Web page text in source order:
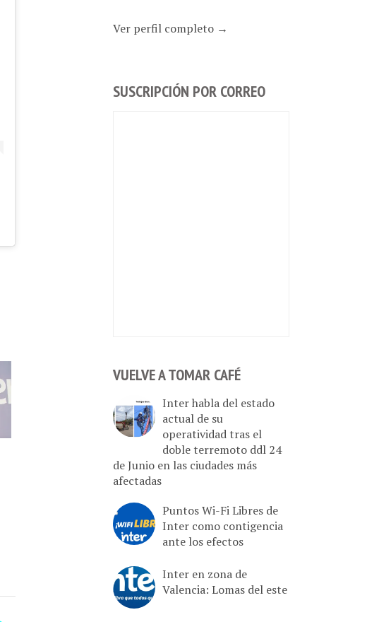
Ver perfil completo →
SUSCRIPCIÓN POR CORREO
VUELVE A TOMAR CAFÉ
Inter habla del estado
actual de su
operatividad tras el
doble terremoto ddl 24
de Junio en las ciudades más
afectadas
Puntos Wi-Fi Libres de
Inter como contigencia
ante los efectos
Inter en zona de
Valencia: Lomas del este